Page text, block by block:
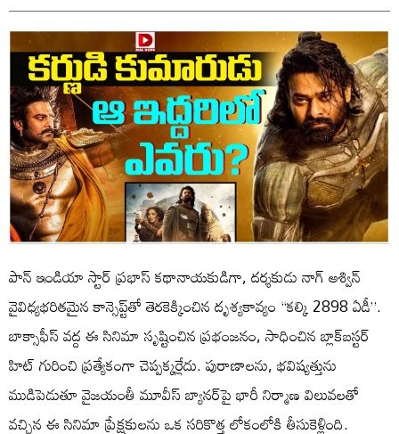
పాన్ ఇండియా స్టార్ ప్రభాస్ కథానాయకుడిగా, దర్శకుడు నాగ్ అశ్విన్
వైవిధ్యభరితమైన కాన్సెప్ట్‌తో తెరకెక్కించిన దృశ్యకావ్యం “కల్కి 2898 ఏడీ”.
బాక్సాఫీస్ వద్ద ఈ సినిమా సృష్టించిన ప్రభంజనం, సాధించిన బ్లాక్‌బస్టర్
హిట్ గురించి ప్రత్యేకంగా చెప్పక్కర్లేదు. పురాణాలను, భవిష్యత్తును
ముడిపెడుతూ వైజయంతీ మూవీస్ బ్యానర్‌పై భారీ నిర్మాణ విలువలతో
వచ్చిన ఈ సినిమా ప్రేక్షకులను ఒక సరికొత్త లోకంలోకి తీసుకెళ్లింది.